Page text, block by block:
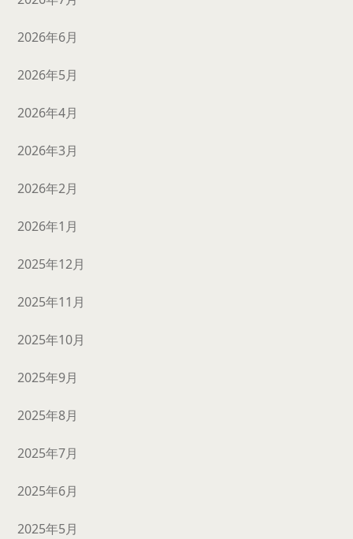
2026年6月
2026年5月
2026年4月
2026年3月
2026年2月
2026年1月
2025年12月
2025年11月
2025年10月
2025年9月
2025年8月
2025年7月
2025年6月
2025年5月